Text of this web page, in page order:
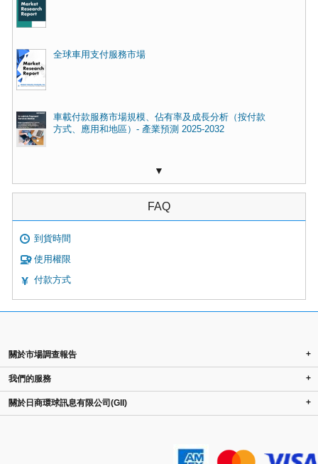
全球車用支付服務市場
車載付款服務市場規模、佔有率及成長分析（按付款
方式、應用和地區）- 產業預測 2025-2032
▼
FAQ
到貨時間
使用權限
付款方式
關於市場調查報告 +
我們的服務 +
關於日商環球訊息有限公司(GII) +